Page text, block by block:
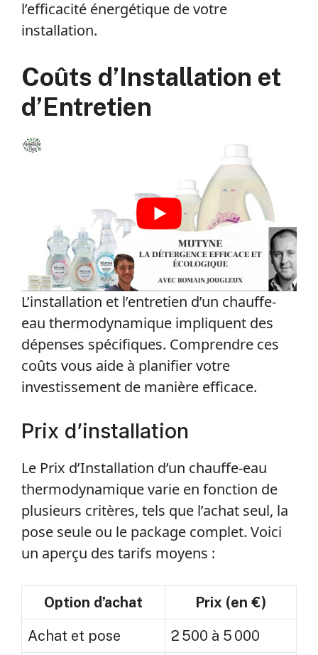
l’efficacité énergétique de votre
installation.
Coûts d’Installation et
d’Entretien
L’installation et l’entretien d’un chauffe-
eau thermodynamique impliquent des
dépenses spécifiques. Comprendre ces
coûts vous aide à planifier votre
investissement de manière efficace.
Prix d’installation
Le Prix d’Installation d’un chauffe-eau
thermodynamique varie en fonction de
plusieurs critères, tels que l’achat seul, la
pose seule ou le package complet. Voici
un aperçu des tarifs moyens :
Option d’achat
Prix (en €)
Achat et pose
2 500 à 5 000